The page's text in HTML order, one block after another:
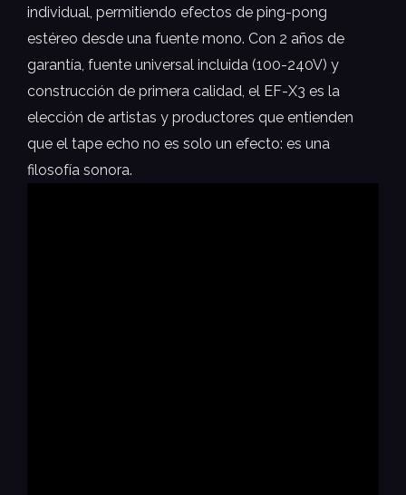
individual, permitiendo efectos de ping-pong
estéreo desde una fuente mono. Con 2 años de
garantía, fuente universal incluida (100-240V) y
construcción de primera calidad, el EF-X3 es la
elección de artistas y productores que entienden
que el tape echo no es solo un efecto: es una
filosofía sonora.